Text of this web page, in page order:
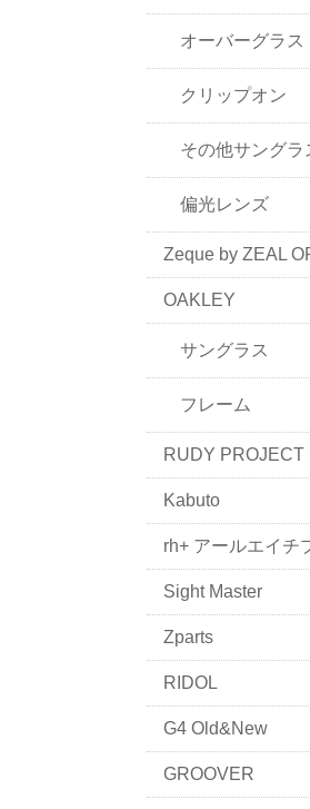
オーバーグラス
クリップオン
その他サングラ
偏光レンズ
Zeque by ZEAL
OAKLEY
サングラス
フレーム
RUDY PROJECT
Kabuto
rh+ アールエイチ
Sight Master
Zparts
RIDOL
G4 Old&New
GROOVER